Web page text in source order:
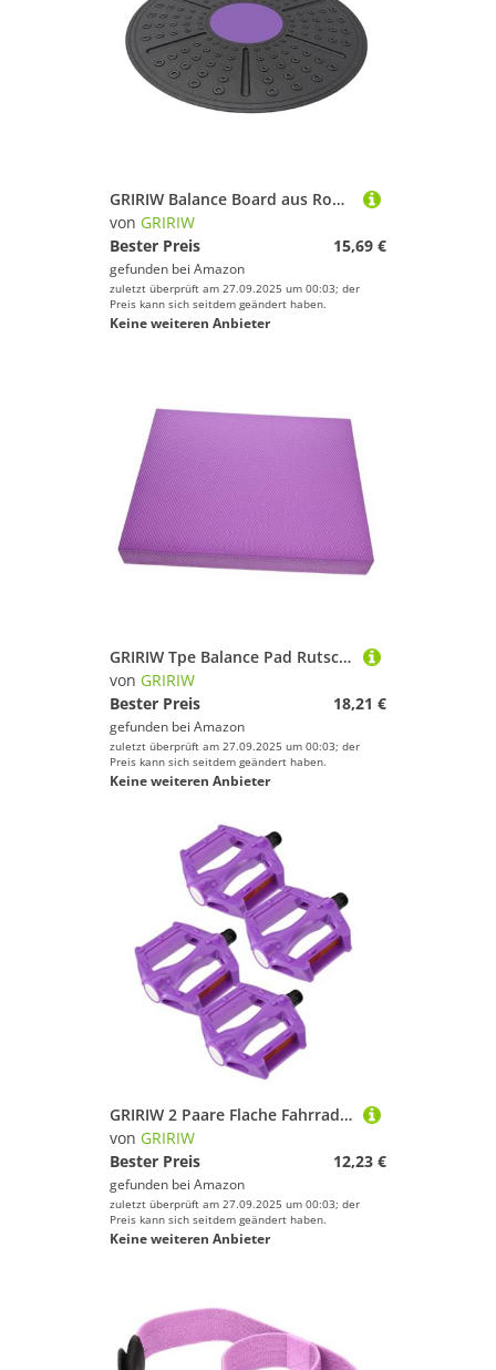
GRIRIW Balance Board aus Robustem PP mit Rutschfesten Massagepunkten Drehbar für Gleichgewichtstraining Koordination und Rehabilitation Fitnesszubehör für Zuhause und Yoga
von GRIRIW
Bester Preis
15,69 €
gefunden bei Amazon
zuletzt überprüft am 27.09.2025 um 00:03; der
Preis kann sich seitdem geändert haben.
Keine weiteren Anbieter
GRIRIW Tpe Balance Pad Rutschfestes Trainingskissen für Stabilität und Beweglichkeit Yoga Fitness Rehabilitation Lila Umweltfreundlich Strapazierfähig Vielseitig für Gym und Zuhause
von GRIRIW
Bester Preis
18,21 €
gefunden bei Amazon
zuletzt überprüft am 27.09.2025 um 00:03; der
Preis kann sich seitdem geändert haben.
Keine weiteren Anbieter
GRIRIW 2 Paare Flache Fahrradpedale Lila aus Robustem Kunststoff rutschfest Kompatibel mit Mountain Rennrädern Einfache Montage Langlebig Breiter Einsatzbereich Fahrrad Zubehör für
von GRIRIW
Bester Preis
12,23 €
gefunden bei Amazon
zuletzt überprüft am 27.09.2025 um 00:03; der
Preis kann sich seitdem geändert haben.
Keine weiteren Anbieter